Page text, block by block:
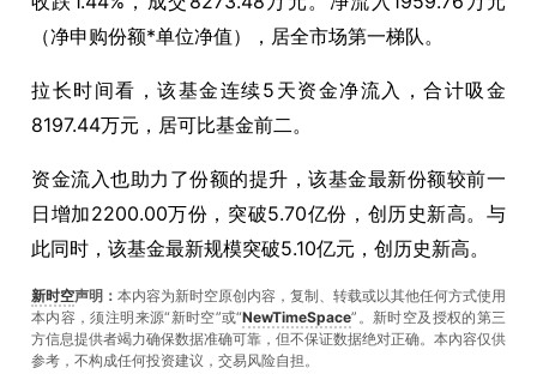
（净申购份额*单位净值），居全市场第一梯队。
拉长时间看，该基金连续5天资金净流入，合计吸金
8197.44万元，居可比基金前二。
资金流入也助力了份额的提升，该基金最新份额较前一
日增加2200.00万份，突破5.70亿份，创历史新高。与
此同时，该基金最新规模突破5.10亿元，创历史新高。
新时空声明： 本内容为新时空原创内容，复制、转载或以其他任何方式使用
本内容，须注明来源“新时空”或“NewTimeSpace”。新时空及授权的第三
方信息提供者竭力确保数据准确可靠，但不保证数据绝对正确。本內容仅供
参考，不构成任何投资建议，交易风险自担。